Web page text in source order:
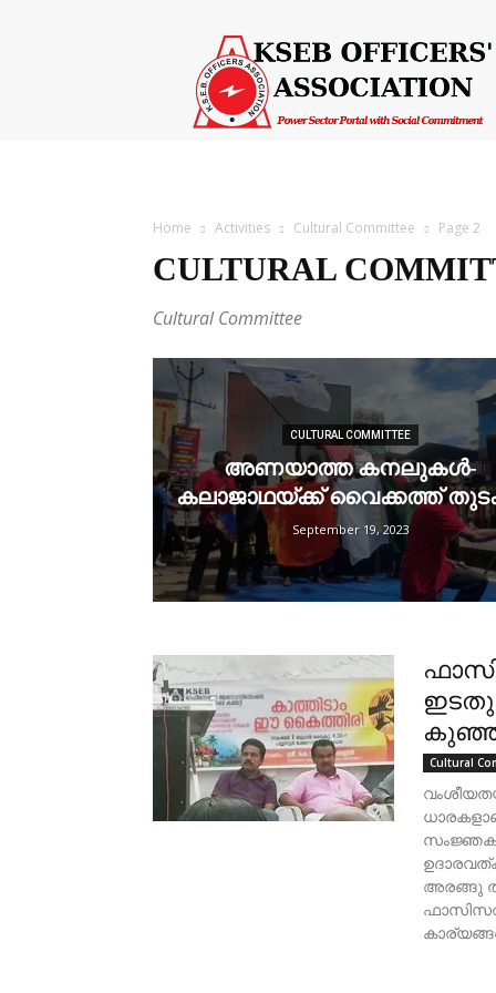
KSEB
Officers'
Association
Home Activities Cultural Committee Page 2
CULTURAL
Cultural Committee
CULTURAL COMMITTEE
അണയാത്ത കനലുകള്‍-
കലാജാഥയ്ക്ക് വൈക്കത്ത്
September 19, 2023
Cultural
അരങ്ങു